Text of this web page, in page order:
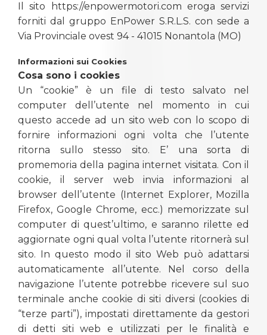
Il sito https://enpowermotori.com eroga servizi
forniti dal gruppo EnPower S.R.L.S. con sede a
Via Provinciale ovest 94 - 41015 Nonantola (MO)
Informazioni sui Cookies
Cosa sono i cookies
Un “cookie” è un file di testo salvato nel
computer dell’utente nel momento in cui
questo accede ad un sito web con lo scopo di
fornire informazioni ogni volta che l’utente
ritorna sullo stesso sito. E’ una sorta di
promemoria della pagina internet visitata. Con il
cookie, il server web invia informazioni al
browser dell’utente (Internet Explorer, Mozilla
Firefox, Google Chrome, ecc.) memorizzate sul
computer di quest’ultimo, e saranno rilette ed
aggiornate ogni qual volta l’utente ritornerà sul
sito. In questo modo il sito Web può adattarsi
automaticamente all’utente. Nel corso della
navigazione l’utente potrebbe ricevere sul suo
terminale anche cookie di siti diversi (cookies di
“terze parti”), impostati direttamente da gestori
di detti siti web e utilizzati per le finalità e